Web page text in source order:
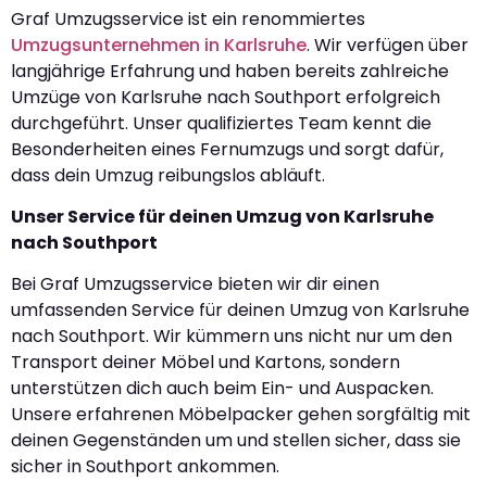
Graf Umzugsservice ist ein renommiertes
Umzugsunternehmen in Karlsruhe. Wir verfügen über
langjährige Erfahrung und haben bereits zahlreiche
Umzüge von Karlsruhe nach Southport erfolgreich
durchgeführt. Unser qualifiziertes Team kennt die
Besonderheiten eines Fernumzugs und sorgt dafür,
dass dein Umzug reibungslos abläuft.
Unser Service für deinen Umzug von Karlsruhe
nach Southport
Bei Graf Umzugsservice bieten wir dir einen
umfassenden Service für deinen Umzug von Karlsruhe
nach Southport. Wir kümmern uns nicht nur um den
Transport deiner Möbel und Kartons, sondern
unterstützen dich auch beim Ein- und Auspacken.
Unsere erfahrenen Möbelpacker gehen sorgfältig mit
deinen Gegenständen um und stellen sicher, dass sie
sicher in Southport ankommen.